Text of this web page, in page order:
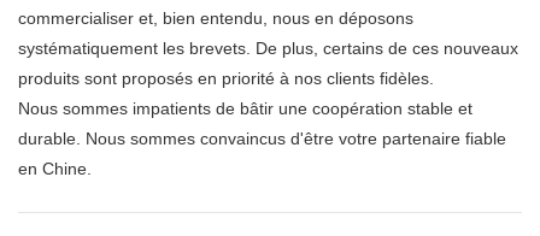
commercialiser et, bien entendu, nous en déposons
systématiquement les brevets. De plus, certains de ces nouveaux
produits sont proposés en priorité à nos clients fidèles.
Nous sommes impatients de bâtir une coopération stable et
durable. Nous sommes convaincus d'être votre partenaire fiable
en Chine.